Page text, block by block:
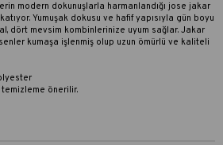
modern dokunuşlarla harmanlandığı jose jakar
Yumuşak dokusu ve hafif yapısıyla gün boyu
dört mevsim kombinlerinize uyum sağlar. Jakar
kumaşa işlenmiş olup uzun ömürlü ve kaliteli
temizleme önerilir.